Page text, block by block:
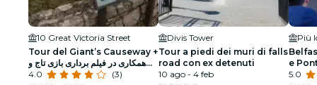
10 Great Victoria Street
Tour del Giant’s Causeway +
همکاری در فیلم برداری بازی تاج و
تخت از بلفاست
4.0
(3)
Divis Tower
Tour a piedi dei muri di falls
road con ex detenuti
10 ago - 4 feb
Più
e
5.0